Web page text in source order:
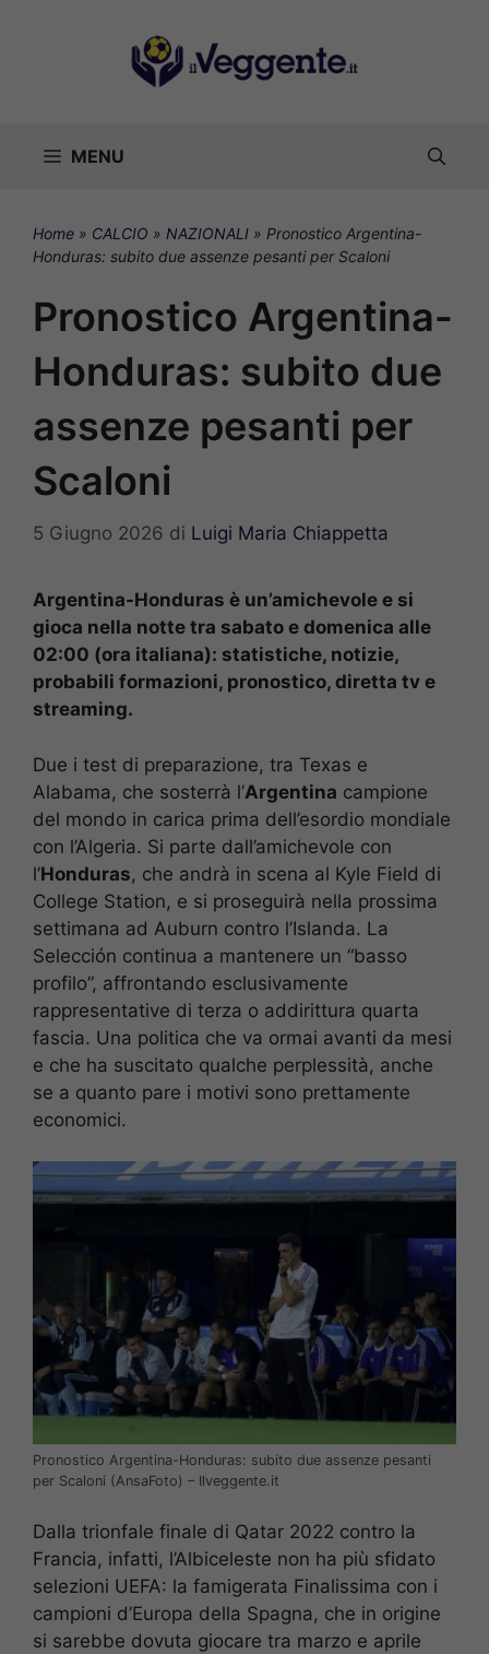
MENU
Home » CALCIO » NAZIONALI » Pronostico Argentina-
Honduras: subito due assenze pesanti per Scaloni
Pronostico Argentina-
Honduras: subito due
assenze pesanti per
Scaloni
5 Giugno 2026 di Luigi Maria Chiappetta
Argentina-Honduras è un’amichevole e si
gioca nella notte tra sabato e domenica alle
02:00 (ora italiana): statistiche, notizie,
probabili formazioni, pronostico, diretta tv e
streaming.
Due i test di preparazione, tra Texas e
Alabama, che sosterrà l’Argentina campione
del mondo in carica prima dell’esordio mondiale
con l’Algeria. Si parte dall’amichevole con
l’Honduras, che andrà in scena al Kyle Field di
College Station, e si proseguirà nella prossima
settimana ad Auburn contro l’Islanda. La
Selección continua a mantenere un “basso
profilo”, affrontando esclusivamente
rappresentative di terza o addirittura quarta
fascia. Una politica che va ormai avanti da mesi
e che ha suscitato qualche perplessità, anche
se a quanto pare i motivi sono prettamente
economici.
Pronostico Argentina-Honduras: subito due assenze pesanti
per Scaloni (AnsaFoto) – Ilveggente.it
Dalla trionfale finale di Qatar 2022 contro la
Francia, infatti, l’Albiceleste non ha più sfidato
selezioni UEFA: la famigerata Finalissima con i
campioni d’Europa della Spagna, che in origine
si sarebbe dovuta giocare tra marzo e aprile